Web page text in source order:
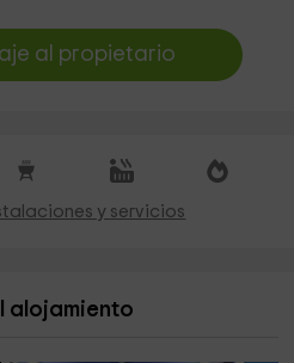
al propietario
y servicios
alojamiento